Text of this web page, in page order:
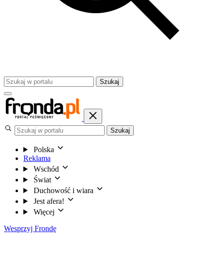
Szukaj
Szukaj
Polska
Reklama
Wschód
Świat
Duchowość i wiara
Jest afera!
Więcej
Wesprzyj Frondę